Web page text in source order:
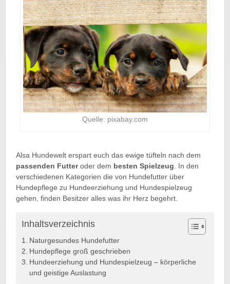
Quelle: pixabay.com
Alsa Hundewelt erspart euch das ewige tüfteln nach dem
passenden Futteroder dem besten Spielzeug . In den
verschiedenen Kategorien die von Hundefutter über
Hundepflege zu Hundeerziehung und Hundespielzeug
gehen, finden Besitzer alles was ihr Herz begehrt.
Inhaltsverzeichnis
Naturgesundes Hundefutter
Hundepflege groß geschrieben
Hundeerziehung und Hundespielzeug – körperliche
und geistige Auslastung